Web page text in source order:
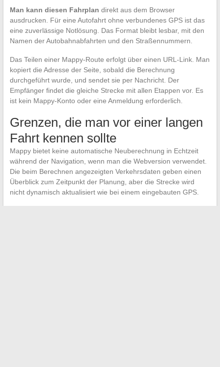
Man kann diesen Fahrplan direkt aus dem Browser
ausdrucken. Für eine Autofahrt ohne verbundenes GPS ist das
eine zuverlässige Notlösung. Das Format bleibt lesbar, mit den
Namen der Autobahnabfahrten und den Straßennummern.
Das Teilen einer Mappy-Route erfolgt über einen URL-Link. Man
kopiert die Adresse der Seite, sobald die Berechnung
durchgeführt wurde, und sendet sie per Nachricht. Der
Empfänger findet die gleiche Strecke mit allen Etappen vor. Es
ist kein Mappy-Konto oder eine Anmeldung erforderlich.
Grenzen, die man vor einer langen
Fahrt kennen sollte
Mappy bietet keine automatische Neuberechnung in Echtzeit
während der Navigation, wenn man die Webversion verwendet.
Die beim Berechnen angezeigten Verkehrsdaten geben einen
Überblick zum Zeitpunkt der Planung, aber die Strecke wird
nicht dynamisch aktualisiert wie bei einem eingebauten GPS.